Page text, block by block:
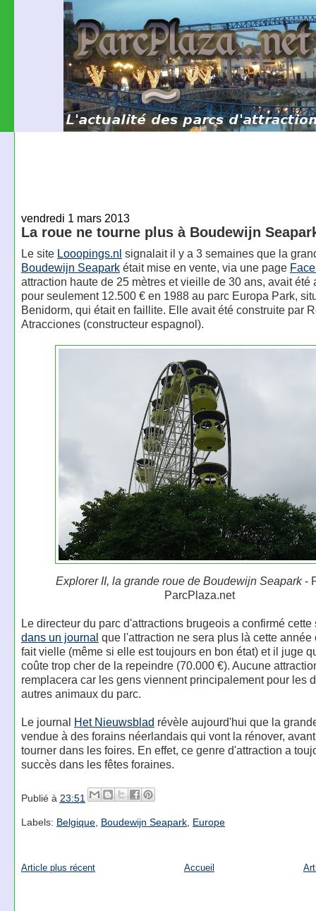
vendredi 1 mars 2013
La roue ne tourne plus à Boudewijn
Le site Looopings.nl signalait il y a 3 semaines que la
Boudewijn Seaparkétait mise en vente, via une page
attraction haute de 25 mètres et vieille de 30 ans, avait été
pour seulement 12.500 € en 1988 au parc Europa Park,
Benidorm, qui était en faillite. Elle avait été construite par
Atracciones (constructeur espagnol).
Explorer II, la grande roue de Boudewijn Seapark-
ParcPlaza.net
Le directeur du parc d'attractions brugeois a confirmé cette
dans un journal que l'attraction ne sera plus là cette année
fait vielle (même si elle est toujours en bon état) et il juge
coûte trop cher de la repeindre (70.000 €). Aucune
remplacera car les gens viennent principalement pour les
autres animaux du parc.
Le journal Het Nieuwsblad révèle aujourd'hui que la
vendue à des forains néerlandais qui vont la rénover,
tourner dans les foires. En effet, ce genre d'attraction a
succès dans les fêtes foraines.
Publié à 23:51
Labels: Belgique, Boudewijn Seapark, Europe
Article plus récent Accueil